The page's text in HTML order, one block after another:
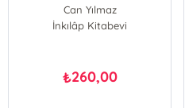
AHamza Aktan
Can Yılmaz
İnkılâp Kitabevi
₺260,00